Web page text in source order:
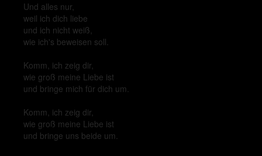
Und alles nur,
weil ich dich liebe
und ich nicht weiß,
wie ich's beweisen soll.
Komm, ich zeig dir,
wie groß meine Liebe ist
und bringe mich für dich um.
Komm, ich zeig dir,
wie groß meine Liebe ist
und bringe uns beide um.